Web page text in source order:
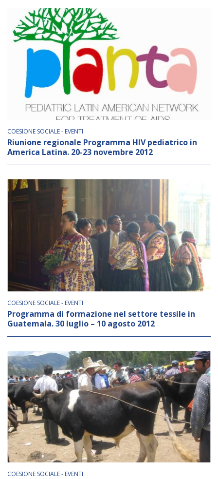
COESIONE SOCIALE - EVENTI
Riunione regionale Programma HIV pediatrico in
America Latina. 20-23 novembre 2012
COESIONE SOCIALE - EVENTI
Programma di formazione nel settore tessile in
Guatemala. 30 luglio – 10 agosto 2012
COESIONE SOCIALE - EVENTI